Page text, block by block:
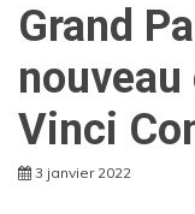
Grand
Vinci
3 janvier 2022